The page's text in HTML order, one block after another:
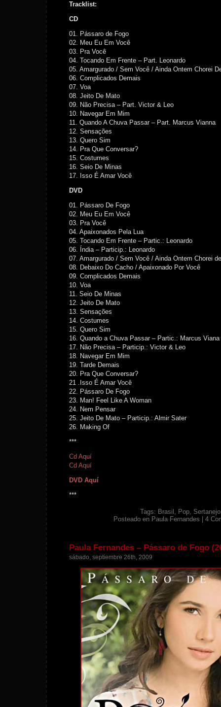
Tracklist:
CD
01. Pássaro de Fogo
02. Meu Eu Em Você
03. Pra Você
04. Tocando Em Frente – Part. Leonardo
05. Amargurado / Sem Você / Ainda Ontem Chorei
06. Complicados Demais
07. Voa
08. Jeito De Mato
09. Não Precisa – Part. Victor & Leo
10. Navegar Em Mim
11. Quando A Chuva Passar – Part. Marcus Vianna
12. Sensações
13. Quero Sim
14. Pra Que Conversar?
15. Costumes
16. Seio De Minas
17. Isso É Amar Você
DVD
01. Pássaro De Fogo
02. Meu Eu Em Você
03. Pra Você
04. Apaixonados Pela Lua
05. Tocando Em Frente – Partic.: Leonardo
06. Índia – Particip.: Leonardo
07. Amargurado / Sem Você / Ainda Ontem Chorei
08. Debaixo Do Cacho / Apaixonado Por Você
09. Complicados Demais
10. Voa
11. Seio De Minas
12. Jeito De Mato
13. Sensações
14. Costumes
15. Quero Sim
16. Quando a Chuva Passar – Partic.: Marcus Viana
17. Não Precisa – Particip.: Victor & Leo
18. Navegar Em Mim
19. Tarde Demais
20. Pra Que Conversar?
21 .Isso É Amar Você
22. Pássaro De Fogo
23. Man! Feel Like A Woman
24. Nem Pensar
25. Jeito De Mato – Particip.: Almir Sater
26. Making Of
***
Cd Aquí
Cd Aquí
DVD Aquí
***
Tags: Brasil , Pop, Sertanejo
Posteado en Paula Fernandes 4
Paula Fernandes – Pássaro de Fogo
sábado, septiembre 26th, 2009